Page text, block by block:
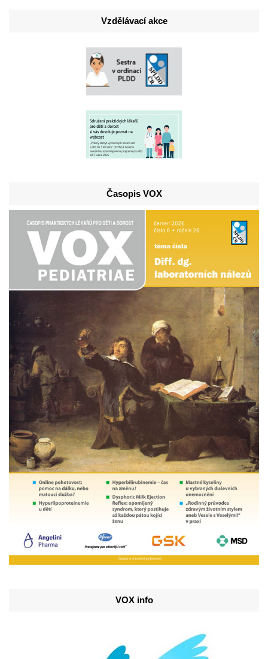
Vzdělávací akce
Časopis VOX
VOX info